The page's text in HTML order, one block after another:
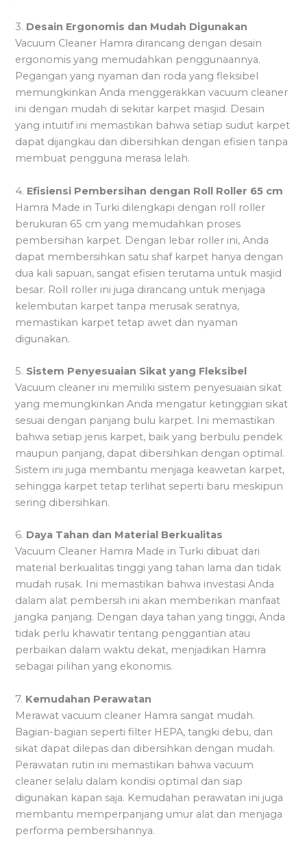
3. Desain Ergonomis dan Mudah Digunakan
Vacuum Cleaner Hamra dirancang dengan desain
ergonomis yang memudahkan penggunaannya.
Pegangan yang nyaman dan roda yang fleksibel
memungkinkan Anda menggerakkan vacuum cleaner
ini dengan mudah di sekitar karpet masjid. Desain
yang intuitif ini memastikan bahwa setiap sudut karpet
dapat dijangkau dan dibersihkan dengan efisien tanpa
membuat pengguna merasa lelah.
4. Efisiensi Pembersihan dengan Roll Roller 65 cm
Hamra Made in Turki dilengkapi dengan roll roller
berukuran 65 cm yang memudahkan proses
pembersihan karpet. Dengan lebar roller ini, Anda
dapat membersihkan satu shaf karpet hanya dengan
dua kali sapuan, sangat efisien terutama untuk masjid
besar. Roll roller ini juga dirancang untuk menjaga
kelembutan karpet tanpa merusak seratnya,
memastikan karpet tetap awet dan nyaman
digunakan.
5. Sistem Penyesuaian Sikat yang Fleksibel
Vacuum cleaner ini memiliki sistem penyesuaian sikat
yang memungkinkan Anda mengatur ketinggian sikat
sesuai dengan panjang bulu karpet. Ini memastikan
bahwa setiap jenis karpet, baik yang berbulu pendek
maupun panjang, dapat dibersihkan dengan optimal.
Sistem ini juga membantu menjaga keawetan karpet,
sehingga karpet tetap terlihat seperti baru meskipun
sering dibersihkan.
6. Daya Tahan dan Material Berkualitas
Vacuum Cleaner Hamra Made in Turki dibuat dari
material berkualitas tinggi yang tahan lama dan tidak
mudah rusak. Ini memastikan bahwa investasi Anda
dalam alat pembersih ini akan memberikan manfaat
jangka panjang. Dengan daya tahan yang tinggi, Anda
tidak perlu khawatir tentang penggantian atau
perbaikan dalam waktu dekat, menjadikan Hamra
sebagai pilihan yang ekonomis.
7. Kemudahan Perawatan
Merawat vacuum cleaner Hamra sangat mudah.
Bagian-bagian seperti filter HEPA, tangki debu, dan
sikat dapat dilepas dan dibersihkan dengan mudah.
Perawatan rutin ini memastikan bahwa vacuum
cleaner selalu dalam kondisi optimal dan siap
digunakan kapan saja. Kemudahan perawatan ini juga
membantu memperpanjang umur alat dan menjaga
performa pembersihannya.